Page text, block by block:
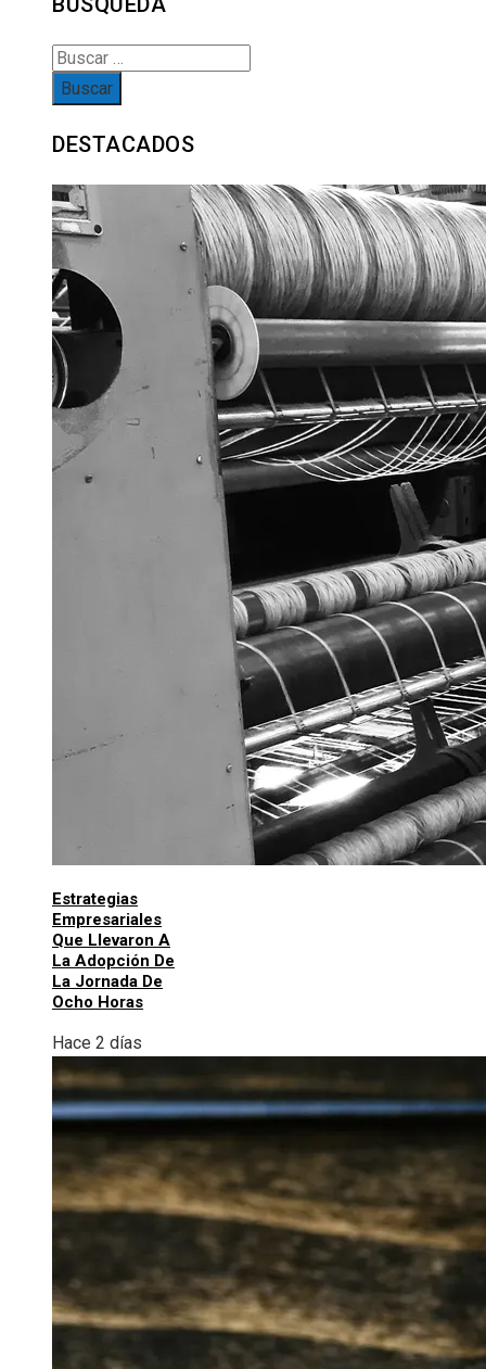
Buscar:
DESTACADOS
Estrategias
Empresariales
Que Llevaron A
La Adopción De
La Jornada De
Ocho Horas
Hace 2 días